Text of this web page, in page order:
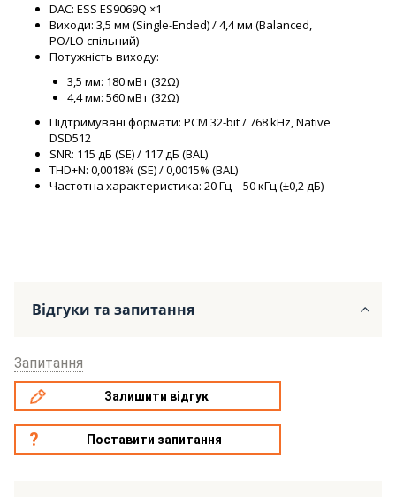
DAC: ESS ES9069Q ×1
Виходи: 3,5 мм (Single-Ended) / 4,4 мм (Balanced,
PO/LO спільний)
Потужність виходу:
3,5 мм: 180 мВт (32Ω)
4,4 мм: 560 мВт (32Ω)
Підтримувані формати: PCM 32-bit / 768 kHz, Native
DSD512
SNR: 115 дБ (SE) / 117 дБ (BAL)
THD+N: 0,0018% (SE) / 0,0015% (BAL)
Частотна характеристика: 20 Гц – 50 кГц (±0,2 дБ)
Відгуки та запитання
Запитання
Залишити відгук
Поставити запитання